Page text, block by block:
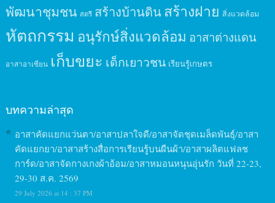
พัฒนาชุมชน สตรี สร้างบ้านดินสร้างฝาย สิ่งแวดล้อม
หัตถกรรม อนุรักษ์สิ่งแวดล้อม อาสาต่างแดน
อาสาอาเซียน เก็บขยะ เด็กเยาวชน เรียนรู้เกษตร
บทความล่าสุด
อาสาคัดแยกแว่นตา/อาสาปลาใจดี/อาสาจัดชุดเมล็ดพันธุ์/อาสา
คัดแยกยา/อาสาสร้างสื่อการเรียนรู้บนผืนผ้า/อาสาผลิตแฟลช
การ์ด/อาสาจัดกางเกงผ้าอ้อม/อาสาหมอนหนุนอุ่นรัก วันที่ 22-23,
29-30 ส.ค. 2569
29 July 2026 at 14 : 37 PM